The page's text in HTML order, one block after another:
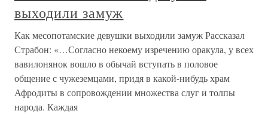
выходили замуж
Как месопотамские девушки выходили замуж Рассказал
Страбон: «…Согласно некоему изречению оракула, у всех
вавилонянок вошло в обычай вступать в половое
общение с чужеземцами, придя в какой-нибудь храм
Афродиты в сопровождении множества слуг и толпы
народа. Каждая